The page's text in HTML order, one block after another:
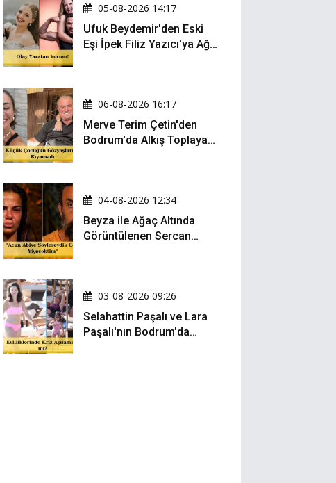
05-08-2026 14:17
Ufuk Beydemir'den Eski
Eşi İpek Filiz Yazıcı'ya Ağır
06-08-2026 16:17
Merve Terim Çetin'den
Bodrum'da Alkış Toplayan
04-08-2026 12:34
Beyza ile Ağaç Altında
Görüntülenen Sercan
03-08-2026 09:26
Selahattin Paşalı ve Lara
Paşalı'nın Bodrum'da